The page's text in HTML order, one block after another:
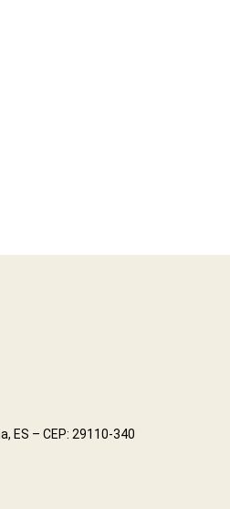
ES – CEP: 29110-340